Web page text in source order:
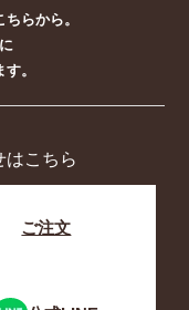
らから。
。
はこちら
ご注文